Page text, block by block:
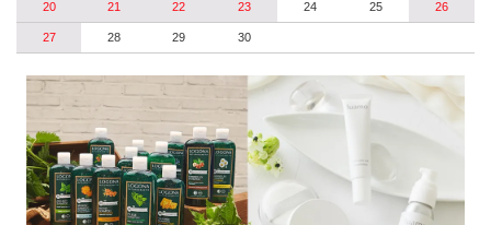
20 21 22 23 24 25 26
27 28 29 30